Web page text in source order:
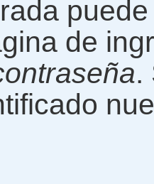
de
.